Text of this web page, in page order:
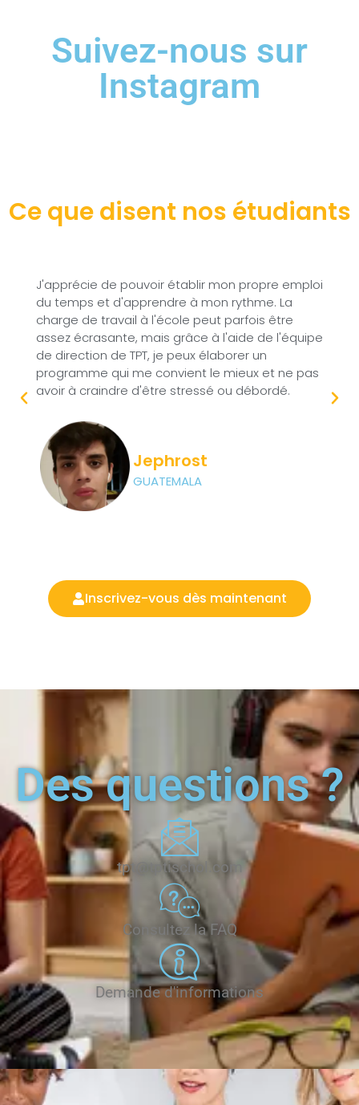
Suivez-nous sur
Instagram
Ce que disent nos étudiants
J'apprécie de pouvoir établir mon propre emploi
du temps et d'apprendre à mon rythme. La
charge de travail à l'école peut parfois être
assez écrasante, mais grâce à l'aide de l'équipe
de direction de TPT, je peux élaborer un
programme qui me convient le mieux et ne pas
avoir à craindre d'être stressé ou débordé.
Jephrost
GUATEMALA
Inscrivez-vous dès maintenant
Des questions ?
tpt@tptischol.com
Consultez la FAQ
Demande d'informations